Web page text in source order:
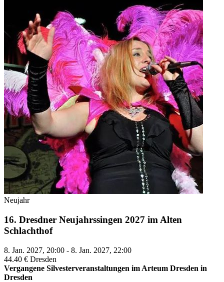
Neujahr
16. Dresdner Neujahrssingen 2027 im Alten
Schlachthof
8. Jan. 2027, 20:00 - 8. Jan. 2027, 22:00
44.40 € Dresden
Vergangene Silvesterveranstaltungen im Arteum Dresden in
Dresden